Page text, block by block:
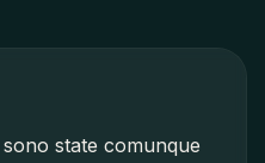
state comunque